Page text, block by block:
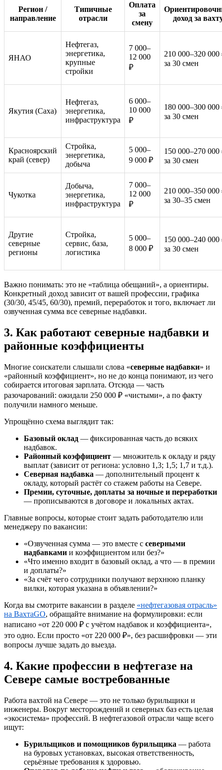
Регион /
направление
Типичные
отрасли
Оплата
за
смену
доход за
ЯНАО
Нефтегаз,
энергетика,
крупные
стройки
7 000–
12 000
₽
210 000–320 000
за 30 смен
Якутия (Саха)
Нефтегаз,
энергетика,
инфраструктура
6 000–
10 000
₽
180 000–300 000
за 30 смен
Красноярский
край (север)
Стройка,
энергетика,
добыча
5 000–
9 000 ₽
150 000–270 000
за 30 смен
Чукотка
Добыча,
энергетика,
инфраструктура
7 000–
12 000
₽
210 000–350 000
за 30–35 смен
Другие
северные
регионы
Стройка,
сервис, база,
логистика
5 000–
8 000 ₽
150 000–240 000
за 30 смен
Важно понимать: это не «таблица обещаний», а ориентиры.
Конкретный доход зависит от вашей профессии, графика
(30/30, 45/45, 60/30), премий, переработок и того, включает ли
озвученная сумма все северные надбавки.
3. Как работают северные надбавки и
районные коэффициенты
Многие соискатели слышали слова «северные надбавки» и
«районный коэффициент», но не до конца понимают, из чего
собирается итоговая зарплата. Отсюда — часть
разочарований: ожидали 250 000 ₽ «чистыми», а по факту
получили намного меньше.
Упрощённо схема выглядит так:
Базовый оклад — фиксированная часть до всяких
надбавок.
Районный коэффициент — множитель к окладу и ряду
выплат (зависит от региона: условно 1,3; 1,5; 1,7 и т.д.).
Северная надбавка — дополнительный процент к
окладу, который растёт со стажем работы на Севере.
Премии, суточные, доплаты за ночные и переработки
— прописываются в договоре и локальных актах.
Главные вопросы, которые стоит задать работодателю или
менеджеру по вакансии:
«Озвученная сумма — это вместе с северными
надбавками и коэффициентом или без?»
«Что именно входит в базовый оклад, а что — в премии
и доплаты?»
«За счёт чего сотрудники получают верхнюю планку
вилки, которая указана в объявлении?»
Когда вы смотрите вакансии в разделе «нефтегазовая отрасль»
на ВахтаGO, обращайте внимание на формулировки: если
написано «от 220 000 ₽ с учётом надбавок и коэффициента»,
это одно. Если просто «от 220 000 ₽», без расшифровки — эти
вопросы лучше задать до выезда.
4. Какие профессии в нефтегазе на
Севере самые востребованные
Работа вахтой на Севере — это не только бурильщики и
инженеры. Вокруг месторождений и северных баз есть целая
«экосистема» профессий. В нефтегазовой отрасли чаще всего
ищут:
Бурильщиков и помощников бурильщика — работа
на буровых установках, высокая ответственность,
серьёзные требования к здоровью.